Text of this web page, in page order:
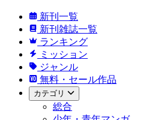
新刊一覧
新刊雑誌一覧
ランキング
ミッション
ジャンル
無料・セール作品
カテゴリ
総合